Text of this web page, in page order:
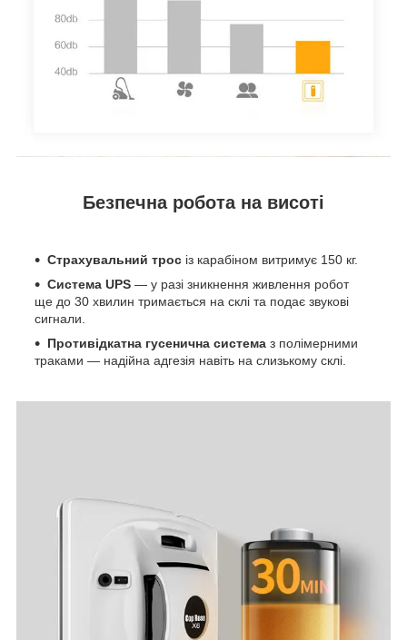
Безпечна робота на висоті
Страхувальний трос із карабіном витримує 150 кг.
Система UPS — у разі зникнення живлення робот
ще до 30 хвилин тримається на склі та подає звукові
сигнали.
Противідкатна гусенична система з полімерними
траками — надійна адгезія навіть на слизькому склі.